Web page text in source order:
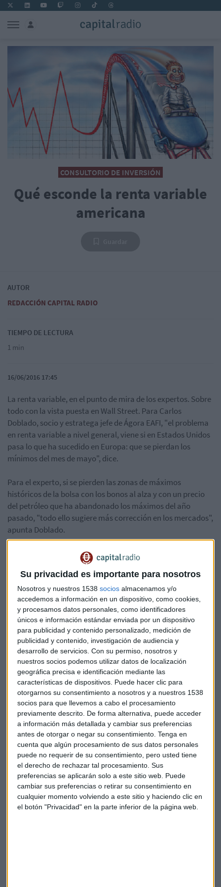
Su privacidad es importante para nosotros
Nosotros y nuestros 1538 socios almacenamos y/o
accedemos a información en un dispositivo, como cookies,
y procesamos datos personales, como identificadores
únicos e información estándar enviada por un dispositivo
para publicidad y contenido personalizado, medición de
publicidad y contenido, investigación de audiencia y
desarrollo de servicios. Con su permiso, nosotros y
nuestros socios podemos utilizar datos de localización
geográfica precisa e identificación mediante las
características de dispositivos. Puede hacer clic para
otorgarnos su consentimiento a nosotros y a nuestros 1538
socios para que llevemos a cabo el procesamiento
previamente descrito. De forma alternativa, puede acceder
a información más detallada y cambiar sus preferencias
antes de otorgar o negar su consentimiento. Tenga en
cuenta que algún procesamiento de sus datos personales
puede no requerir de su consentimiento, pero usted tiene
el derecho de rechazar tal procesamiento. Sus
preferencias se aplicarán solo a este sitio web. Puede
cambiar sus preferencias o retirar su consentimiento en
cualquier momento volviendo a este sitio y haciendo clic en
el botón "Privacidad" en la parte inferior de la página web.
CONSULTORIO DE INVERSIÓN
Qué esconde la renta variable
americana
AUTOR
REDACCIÓN CAPITAL RADIO
TIEMPO DE LECTURA
1 min
16/06/2016 17:45
La renta variable, en el punto de mira de los expertos. Sobre
todo con la vista puesta en Wall Street. Para Carlos
Doblado, socio y estratega jefe de Ágora EAFI, "el problema
en renta variable a nivel general, viene si en Estados Unidos
pasa lo que ha sucedido en Europa: que se pierdan los
mínimos del mes de mayo", dice.
Para el experto, si se pierden las zonas de máximos
históricos de la bolsa con los bonos al alza y con un precio
del petróleo que ha abandonado los máximos del año
pasado, "todo ello sugiere más corrección en los mercados",
apunta Doblado.
¿Hacia dónde va el mercado? ¿Qué posiciones hay que
tomar? El experto nos cuenta algunas claves si queremos
invertir en mercado americano. También repasa el
comportamiento del Ibex 35 y compañía como OHL, BBVA y
Bankia.
Escuche el consultorio completo en el siguiente enlace.
*Lo sentimos pero el audio ha sido eliminado
Bankia Bbva OHL Carlos Doblado
Suscríbete a nuestros boletines
Te enviaremos las noticias más importantes del día